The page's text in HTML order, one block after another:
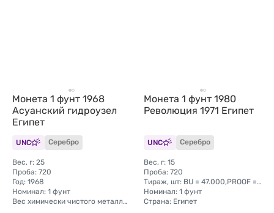
Монета 1 фунт 1968
Асуанский гидроузел
Египет
UNC Серебро
Вес, г: 25
Проба: 720
Год: 1968
Номинал: 1 фунт
Вес химически чистого металла, г: 18
Монета 1 фунт 1980
Революция 1971 Египет
UNC Серебро
Вес, г: 15
Проба: 720
Тираж, шт: BU = 47.000,PROOF = 3.000
Номинал: 1 фунт
Страна: Египет